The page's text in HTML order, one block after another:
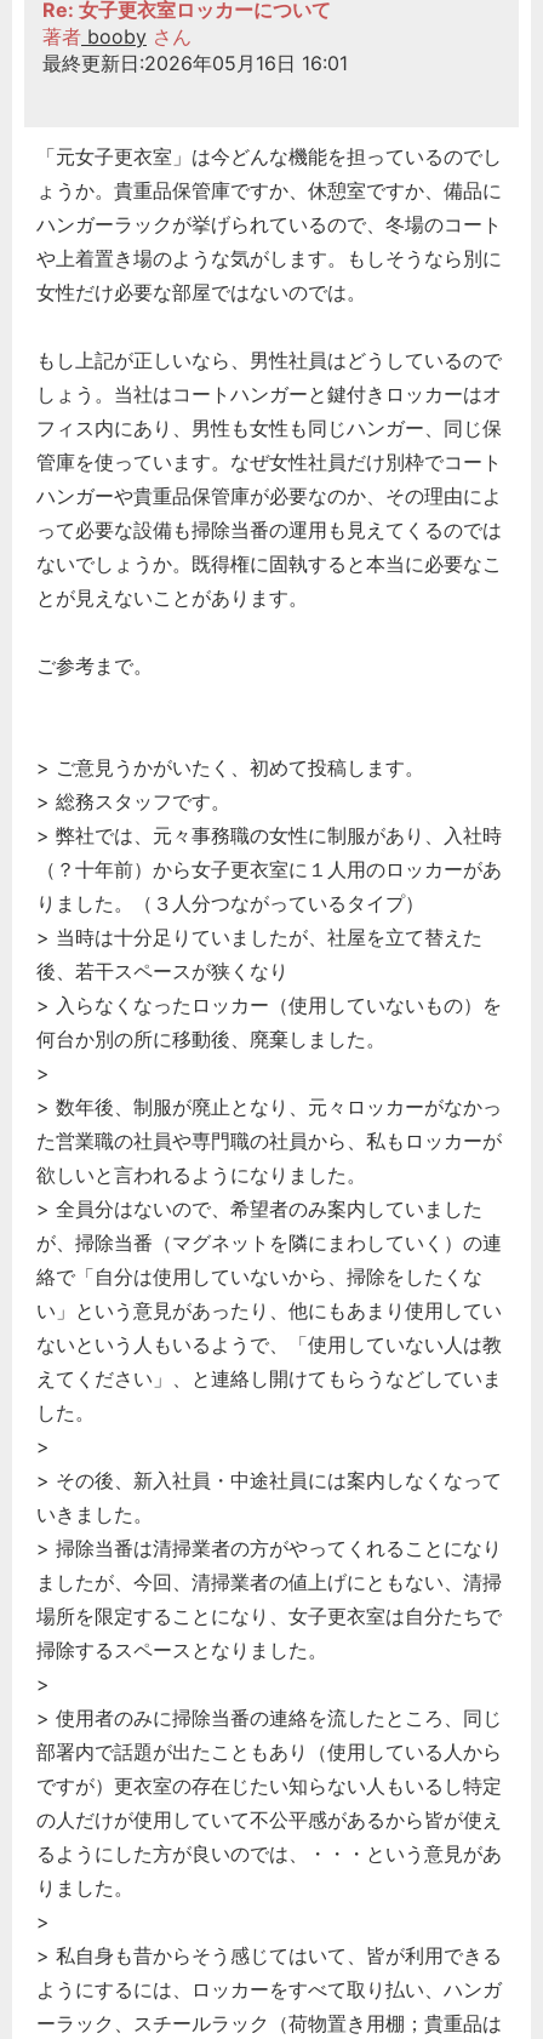
Re: 女子更衣室ロッカーについて
著者 booby さん
最終更新日:2026年05月16日 16:01
「元女子更衣室」は今どんな機能を担っているのでし
ょうか。貴重品保管庫ですか、休憩室ですか、備品に
ハンガーラックが挙げられているので、冬場のコート
や上着置き場のような気がします。もしそうなら別に
女性だけ必要な部屋ではないのでは。
もし上記が正しいなら、男性社員はどうしているので
しょう。当社はコートハンガーと鍵付きロッカーはオ
フィス内にあり、男性も女性も同じハンガー、同じ保
管庫を使っています。なぜ女性社員だけ別枠でコート
ハンガーや貴重品保管庫が必要なのか、その理由によ
って必要な設備も掃除当番の運用も見えてくるのでは
ないでしょうか。既得権に固執すると本当に必要なこ
とが見えないことがあります。
ご参考まで。
> ご意見うかがいたく、初めて投稿します。
> 総務スタッフです。
> 弊社では、元々事務職の女性に制服があり、入社時
（？十年前）から女子更衣室に１人用のロッカーがあ
りました。（３人分つながっているタイプ）
> 当時は十分足りていましたが、社屋を立て替えた
後、若干スペースが狭くなり
> 入らなくなったロッカー（使用していないもの）を
何台か別の所に移動後、廃棄しました。
>
> 数年後、制服が廃止となり、元々ロッカーがなかっ
た営業職の社員や専門職の社員から、私もロッカーが
欲しいと言われるようになりました。
> 全員分はないので、希望者のみ案内していました
が、掃除当番（マグネットを隣にまわしていく）の連
絡で「自分は使用していないから、掃除をしたくな
い」という意見があったり、他にもあまり使用してい
ないという人もいるようで、「使用していない人は教
えてください」、と連絡し開けてもらうなどしていま
した。
>
> その後、新入社員・中途社員には案内しなくなって
いきました。
> 掃除当番は清掃業者の方がやってくれることになり
ましたが、今回、清掃業者の値上げにともない、清掃
場所を限定することになり、女子更衣室は自分たちで
掃除するスペースとなりました。
>
> 使用者のみに掃除当番の連絡を流したところ、同じ
部署内で話題が出たこともあり（使用している人から
ですが）更衣室の存在じたい知らない人もいるし特定
の人だけが使用していて不公平感があるから皆が使え
るようにした方が良いのでは、・・・という意見があ
りました。
>
> 私自身も昔からそう感じてはいて、皆が利用できる
ようにするには、ロッカーをすべて取り払い、ハンガ
ーラック、スチールラック（荷物置き用棚；貴重品は